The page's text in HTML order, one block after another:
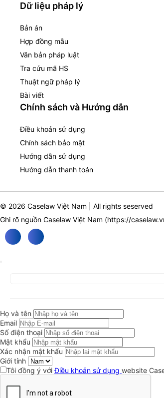
Dữ liệu pháp lý
Bản án
Hợp đồng mẫu
Văn bản pháp luật
Tra cứu mã HS
Thuật ngữ pháp lý
Bài viết
Chính sách và Hướng dẫn
Điều khoản sử dụng
Chính sách bảo mật
Hướng dẫn sử dụng
Hướng dẫn thanh toán
© 2026 Caselaw Việt Nam | All rights seserved
Ghi rõ nguồn Caselaw Việt Nam (https://
Họ và tên
Email
Số điện thoại
Mật khẩu
Xác nhận mật khẩu
Giới tính
Tôi đồng ý vớiĐiều khoản sử dụng website